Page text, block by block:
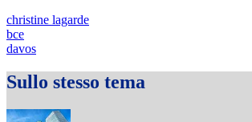
christine lagarde
bce
davos
Sullo stesso tema